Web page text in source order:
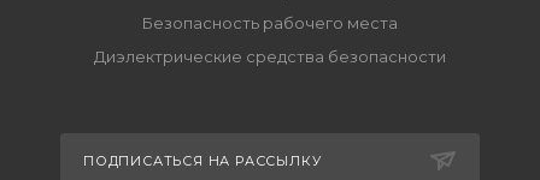
Безопасность рабочего места
Диэлектрические средства безопасности
ПОДПИСАТЬСЯ НА РАССЫЛКУ